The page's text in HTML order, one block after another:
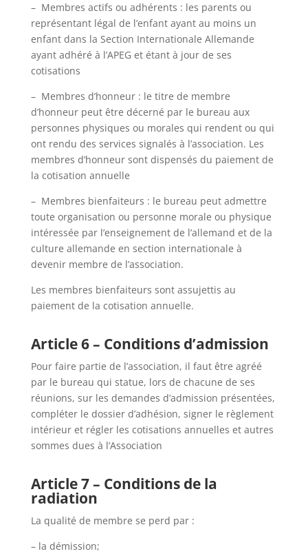
– Membres actifs ou adhérents : les parents ou
représentant légal de l’enfant ayant au moins un
enfant dans la Section Internationale Allemande
ayant adhéré à l’APEG et étant à jour de ses
cotisations
– Membres d’honneur : le titre de membre
d’honneur peut être décerné par le bureau aux
personnes physiques ou morales qui rendent ou qui
ont rendu des services signalés à l’association. Les
membres d’honneur sont dispensés du paiement de
la cotisation annuelle
– Membres bienfaiteurs : le bureau peut admettre
toute organisation ou personne morale ou physique
intéressée par l’enseignement de l’allemand et de la
culture allemande en section internationale à
devenir membre de l’association.
Les membres bienfaiteurs sont assujettis au
paiement de la cotisation annuelle.
Article 6 – Conditions d’admission
Pour faire partie de l’association, il faut être agréé
par le bureau qui statue, lors de chacune de ses
réunions, sur les demandes d’admission présentées,
compléter le dossier d’adhésion, signer le règlement
intérieur et régler les cotisations annuelles et autres
sommes dues à l’Association
Article 7 – Conditions de la
radiation
La qualité de membre se perd par :
– la démission;